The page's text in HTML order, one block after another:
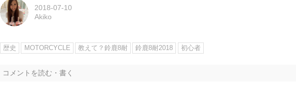
2018-07-10
Akiko
歴史 MOTORCYCLE 教えて？鈴鹿8耐 鈴鹿8耐2018 初心者
コメントを読む・書く